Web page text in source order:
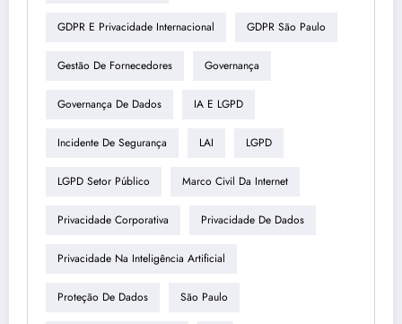
GDPR E Privacidade Internacional GDPR São Paulo
Gestão De Fornecedores Governança
Governança De Dados IA E LGPD
Incidente De Segurança LAI LGPD
LGPD Setor Público Marco Civil Da Internet
Privacidade Corporativa Privacidade De Dados
Privacidade Na Inteligência Artificial
Proteção De Dados São Paulo